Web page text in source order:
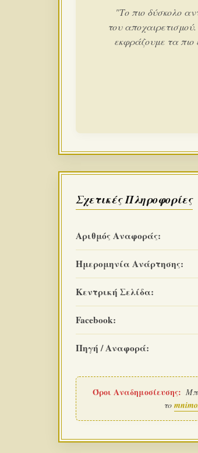
"Το πιο δύσκολο
του
εκφράζουμε τα πιο
Σχετικές Πληροφορίες
Αριθμός Αναφοράς:
Ημερομηνία Ανάρτησης:
Κεντρική Σελίδα:
Facebook:
Πηγή / Αναφορά:
Όροι Αναδημοσίευσης:
το